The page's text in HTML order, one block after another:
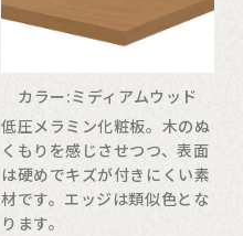
カラー:ミディアムウッド
低圧メラミン化粧板。木のぬ
くもりを感じさせつつ、表面
は硬めでキズが付きにくい素
材です。エッジは類似色とな
ります。